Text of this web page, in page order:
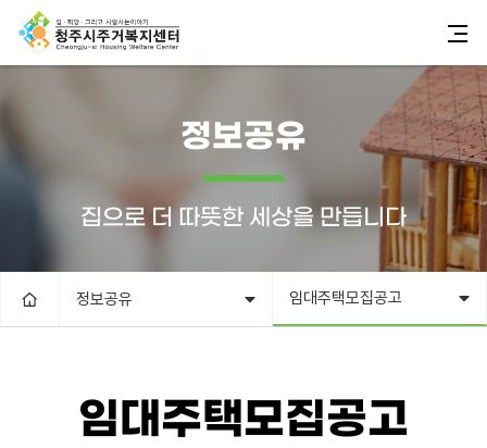
정보공유
집으로 더 따뜻한 세상을 만듭니다
정보공유 임대주택모집공고
임대주택모집공고